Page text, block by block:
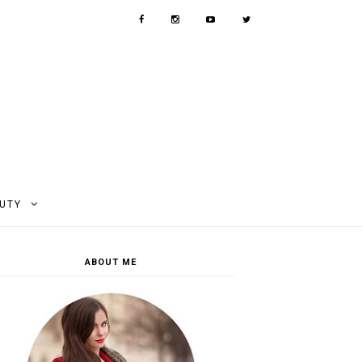
ABOUT ME